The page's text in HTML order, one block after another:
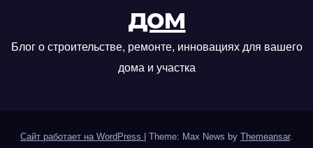
дом
Блог о строительстве, ремонте, инновациях для вашего
дома и участка
Сайт работает на WordPress Theme: Max News by Themeansar.